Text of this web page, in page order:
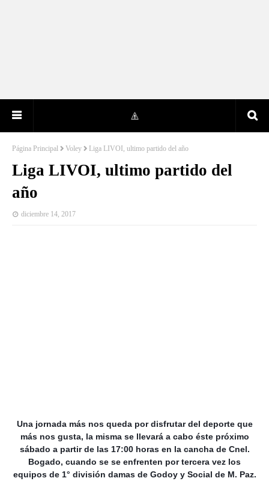
Página Principal Voley Liga LIVOI, ultimo partido del año
Liga LIVOI, ultimo partido del
año
diciembre 14, 2017
Una jornada más nos queda por disfrutar del deporte que
más nos gusta, la misma se llevará a cabo éste próximo
sábado a partir de las 17:00 horas en la cancha de Cnel.
Bogado, cuando se se enfrenten por tercera vez los
equipos de 1° división damas de Godoy y Social de M. Paz.